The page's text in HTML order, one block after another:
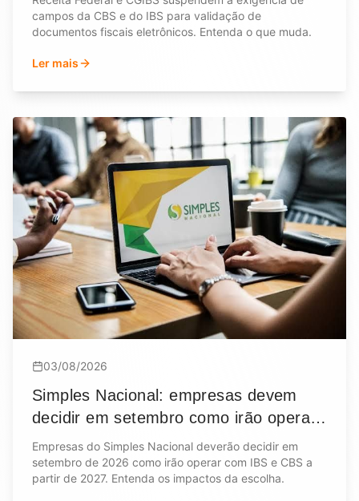
campos da CBS e do IBS para validação de
documentos fiscais eletrônicos. Entenda o que muda.
Ler mais
03/08/2026
Simples Nacional: empresas devem
decidir em setembro como irão operar
com IBS e CBS em 2027
Empresas do Simples Nacional deverão decidir em
setembro de 2026 como irão operar com IBS e CBS a
partir de 2027. Entenda os impactos da escolha.